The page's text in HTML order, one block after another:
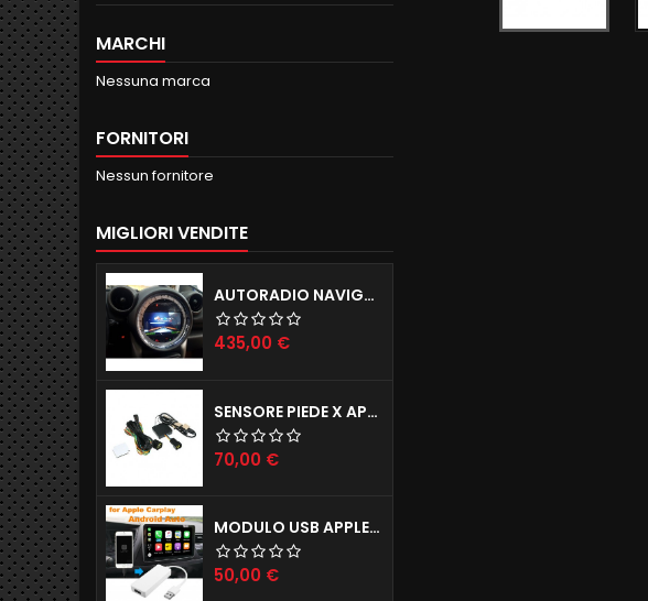
MARCHI
Nessuna marca
FORNITORI
Nessun fornitore
MIGLIORI VENDITE
AUTORADIO NAVIGATORE R56 57 60 ANDROID 12.0 QUADCORE WIFI 2GB RAM 16GB ROM
Prezzo
435,00 €
SENSORE PIEDE X APERTURA PORTELLONE ELETTRICO TAILGATE X TUTTE LE AUTO
Prezzo
70,00 €
MODULO USB APPLE CARPLAY X IPHONE E ANDROID AUTO X AUTORADIO ANDROID
Prezzo
50,00 €